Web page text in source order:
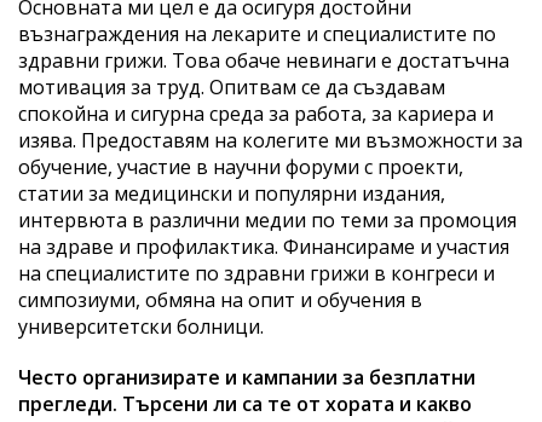
Основната ми цел е да осигуря достойни
възнаграждения на лекарите и специалистите по
здравни грижи. Това обаче невинаги е достатъчна
мотивация за труд. Опитвам се да създавам
спокойна и сигурна среда за работа, за кариера и
изява. Предоставям на колегите ми възможности за
обучение, участие в научни форуми с проекти,
статии за медицински и популярни издания,
интервюта в различни медии по теми за промоция
на здраве и профилактика. Финансираме и участия
на специалистите по здравни грижи в конгреси и
симпозиуми, обмяна на опит и обучения в
университетски болници.
Често организирате и кампании за безплатни
прегледи. Търсени ли са те от хората и какво